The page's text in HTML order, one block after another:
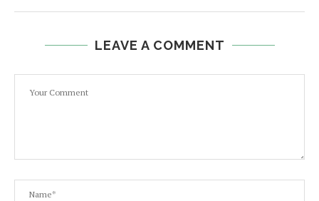
LEAVE A COMMENT